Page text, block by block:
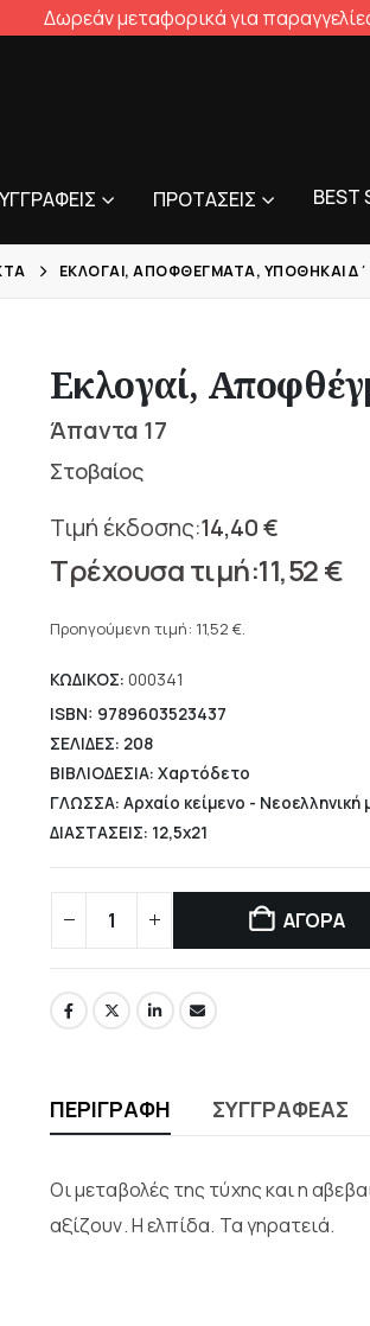
Δωρεάν μεταφορικά για
ΠΡΟΤΆΣΕΙΣ BEST
ΕΚΛΟΓΑΊ, ΑΠΟΦΘΈΓΜΑΤΑ, ΥΠΟΘΉΚΑΙ Δ΄
Εκλογαί,
Άπαντα 17
Στοβαίος
14,40€
Original
price
was:
14,40 €.
11,52€
τρέχουσα
είναι:
11,52 €.
Προηγούμενη τιμή: 11,52 €.
ΚΩΔΙΚΟΣ: 000341
ISBN: 9789603523437
ΣΕΛΙΔΕΣ: 208
ΒΙΒΛΙΟΔΕΣΙΑ: Χαρτόδετο
ΓΛΩΣΣΑ: Αρχαίο κείμενο -
ΔΙΑΣΤΑΣΕΙΣ: 12,5x21
ΑΓΟΡΑ
ΠΕΡΙΓΡΑΦΉ ΣΥΓΓΡΑΦΈΑΣ
Οι μεταβολές της τύχης και η
αξίζουν. Η ελπίδα. Τα γηρατειά.